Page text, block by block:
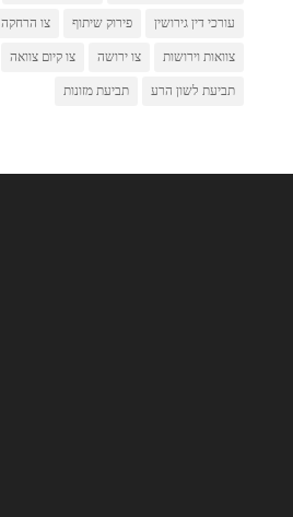
עורכי דין גירושין פירוק שיתוף צו הרחקה
צוואות וירושות צו ירושה צו קיום צוואה
תביעת לשון הרע תביעת מזונות